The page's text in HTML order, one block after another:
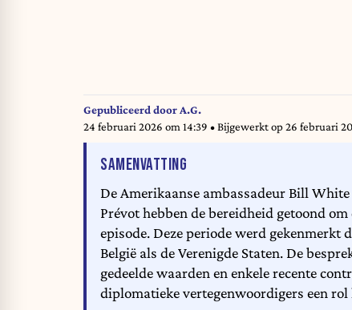
Gepubliceerd doorA.G.
24 februari 2026 om 14:39 • Bijgewerkt op26 februari
SAMENVATTING
De Amerikaanse ambassadeur Bill
Prévot hebben de bereidheid getoond
episode. Deze periode werd
België als de Verenigde Staten. De
gedeelde waarden en enkele recente
diplomatieke vertegenwoordigers een